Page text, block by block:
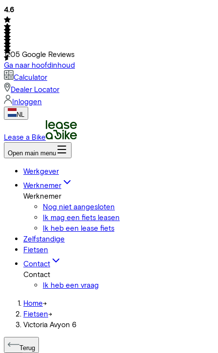
4.6
1205 Google Reviews
Ga naar hoofdinhoud
Calculator
Dealer Locator
Inloggen
NL
Lease a Bike
Open main menu
Werkgever
Werknemer
Werknemer
Nog niet aangesloten
Ik mag een fiets leasen
Ik heb een lease fiets
Zelfstandige
Fietsen
Contact
Contact
Ik heb een vraag
Home->
Fietsen->
Victoria Avyon 6
Terug